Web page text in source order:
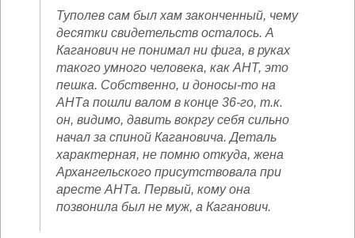
Туполев сам был хам законченный, чему
десятки свидетельств осталось. А
Каганович не понимал ни фига, в руках
такого умного человека, как АНТ, это
пешка. Собственно, и доносы-то на
АНТа пошли валом в конце 36-го, т.к.
он, видимо, давить вокргу себя сильно
начал за спиной Кагановича. Деталь
характерная, не помню откуда, жена
Архангельского присутствовала при
аресте АНТа. Первый, кому она
позвонила был не муж, а Каганович.